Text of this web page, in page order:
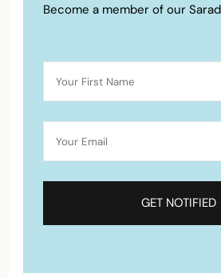
Become a member of our